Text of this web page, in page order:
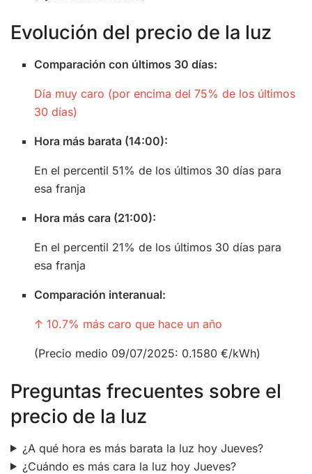
Evolución del precio de la luz
Comparación con últimos 30 días:
Día muy caro (por encima del 75% de los últimos
30 días)
Hora más barata (14:00):
En el percentil 51% de los últimos 30 días para
esa franja
Hora más cara (21:00):
En el percentil 21% de los últimos 30 días para
esa franja
Comparación interanual:
↑ 10.7% más caro que hace un año
(Precio medio 09/07/2025: 0.1580 €/kWh)
Preguntas frecuentes sobre el
precio de la luz
¿A qué hora es más barata la luz hoy Jueves?
¿Cuándo es más cara la luz hoy Jueves?